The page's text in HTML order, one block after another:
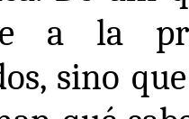
a la
sino